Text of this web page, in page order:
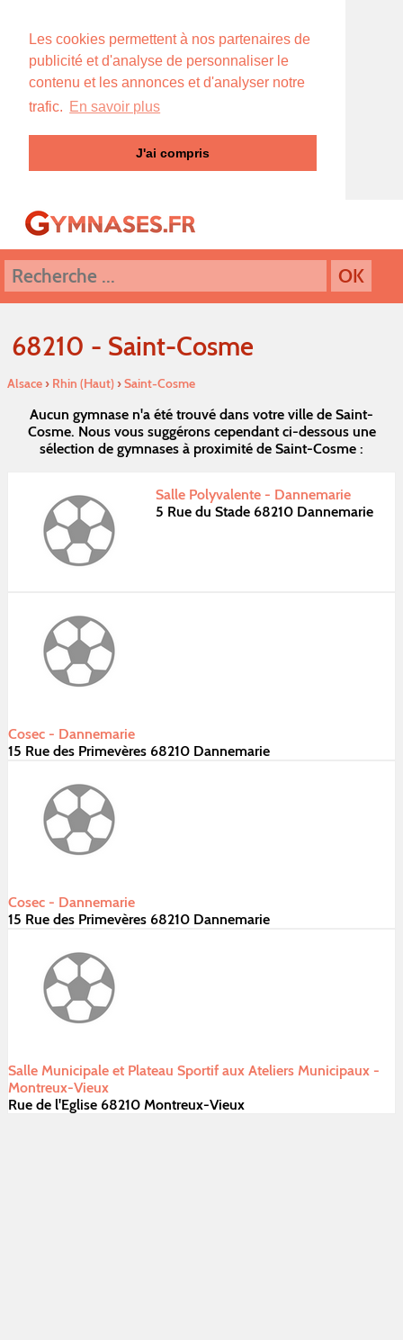
Les cookies permettent à nos partenaires de
publicité et d'analyse de personnaliser le
contenu et les annonces et d'analyser notre
trafic. En savoir plus
J'ai compris
68210 - Saint-Cosme
Alsace› Rhin (Haut)›Saint-Cosme
Aucun gymnase n'a été trouvé dans votre ville de Saint-
Cosme. Nous vous suggérons cependant ci-dessous une
sélection de gymnases à proximité de Saint-Cosme :
Salle Polyvalente - Dannemarie
5 Rue du Stade 68210 Dannemarie
Cosec - Dannemarie
15 Rue des Primevères 68210 Dannemarie
Cosec - Dannemarie
15 Rue des Primevères 68210 Dannemarie
Salle Municipale et Plateau Sportif aux Ateliers Municipaux -
Montreux-Vieux
Rue de l'Eglise 68210 Montreux-Vieux